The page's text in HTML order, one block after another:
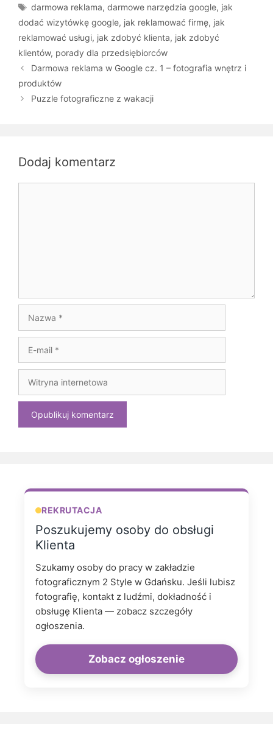
Tagi
darmowa reklama,darmowe narzędzia google, jak
dodać wizytówkę google, jak reklamować firmę, jak
reklamować usługi, jak zdobyć klienta, jak zdobyć
klientów, porady dla przedsiębiorców
Darmowa reklama w Google cz. 1 – fotografia wnętrz i
produktów
Puzzle fotograficzne z wakacji
Dodaj komentarz
mail
internetowa
REKRUTACJA
Poszukujemy osoby do obsługi
Klienta
Szukamy osoby do pracy w zakładzie
fotograficznym 2 Style w Gdańsku. Jeśli lubisz
fotografię, kontakt z ludźmi, dokładność i
obsługę Klienta — zobacz szczegóły
ogłoszenia.
Zobacz ogłoszenie